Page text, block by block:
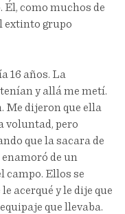
como muchos de
extinto grupo
16 años. La
y allá me metí.
Me dijeron que ella
voluntad, pero
que la sacara de
enamoró de un
campo. Ellos se
acerqué y le dije que
que llevaba.